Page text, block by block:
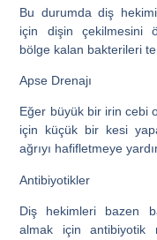
Bu durumda diş hekimi
için dişin çekilmesini
bölge kalan bakterileri
Apse Drenajı
Eğer büyük bir irin cebi
için küçük bir kesi
ağrıyı hafifletmeye
Antibiyotikler
Diş hekimleri bazen
almak için antibiyotik